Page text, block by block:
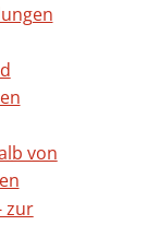
von
zur